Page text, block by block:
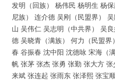
发明（回族） 杨伟民 杨明生 杨
尼族） 连介德 吴刚（民盟界）
山 吴伟仁 吴志明（中共界） 吴
德 吴晓青（满族） 何力（民盟
春 谷振春 沈中阳 沈德咏 宋海（
帆 张茅 张杰 张勇 张勤 张大方
来斌 张连起 张雨东 张泽熙 张宝